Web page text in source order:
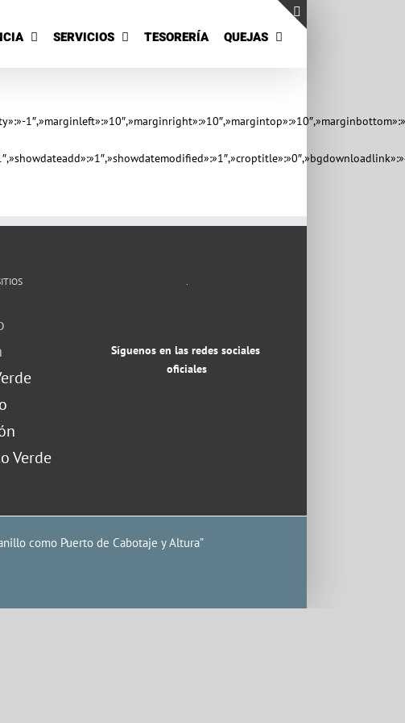
SERVICIOS TESORERÍA QUEJAS
Verde
.
Síguenos en las redes sociales
oficiales
como Puerto de Cabotaje y Altura”